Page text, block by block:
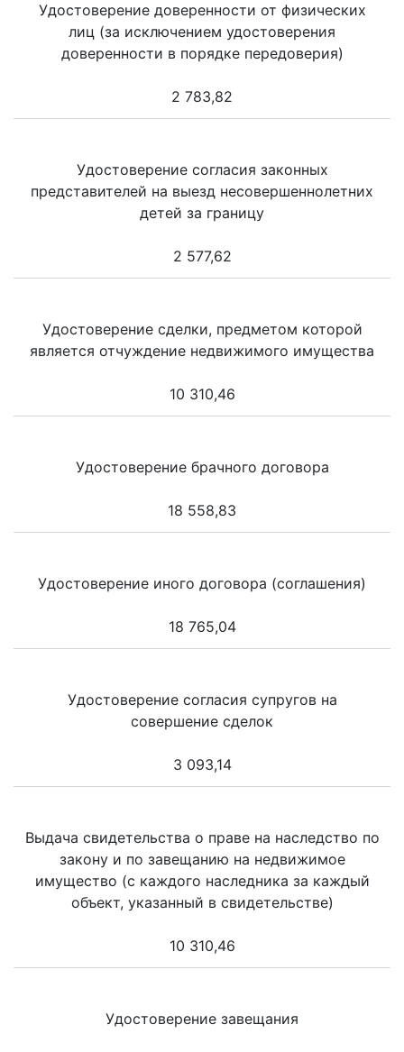
Удостоверение доверенности от физических
лиц (за исключением удостоверения
доверенности в порядке передоверия)
2 783,82
Удостоверение согласия законных
представителей на выезд несовершеннолетних
детей за границу
2 577,62
Удостоверение сделки, предметом которой
является отчуждение недвижимого имущества
10 310,46
Удостоверение брачного договора
18 558,83
Удостоверение иного договора (соглашения)
18 765,04
Удостоверение согласия супругов на
совершение сделок
3 093,14
Выдача свидетельства о праве на наследство по
закону и по завещанию на недвижимое
имущество (с каждого наследника за каждый
объект, указанный в свидетельстве)
10 310,46
Удостоверение завещания